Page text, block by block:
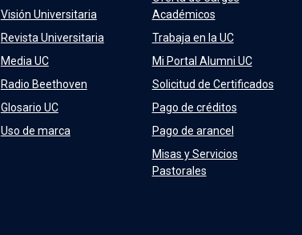
Visión Universitaria
Revista Universitaria
Media UC
Radio Beethoven
Glosario UC
Uso de marca
Académicos
Trabaja en la UC
Mi Portal Alumni UC
Solicitud de Certificados
Pago de créditos
Pago de arancel
Misas y Servicios
Pastorales